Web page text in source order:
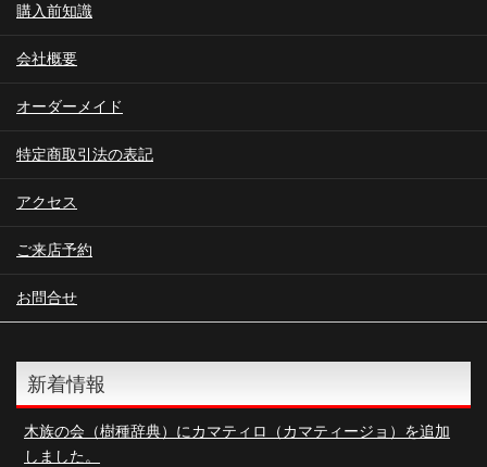
購入前知識
会社概要
オーダーメイド
特定商取引法の表記
アクセス
ご来店予約
お問合せ
新着情報
木族の会（樹種辞典）にカマティロ（カマティージョ）を追加
しました。